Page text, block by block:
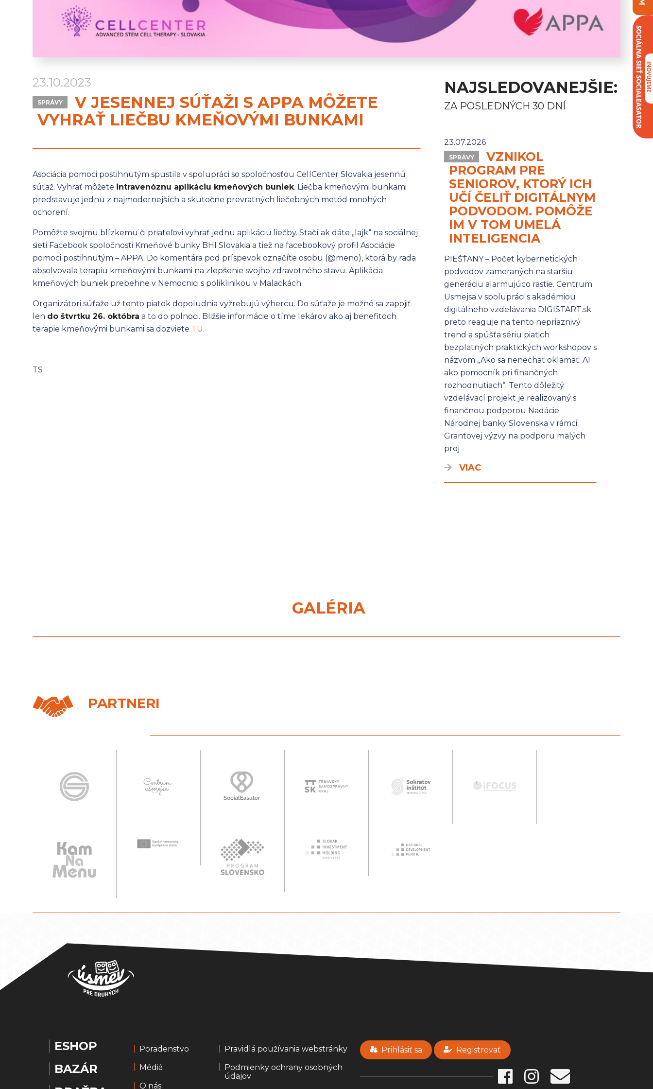
23.10.2023
SPRÁVY
V JESENNEJ SÚŤAŽI S APPA MÔŽETE
VYHRAŤ LIEČBU KMEŇOVÝMI BUNKAMI
Asociácia pomoci postihnutým spustila v spolupráci so spoločnosťou CellCenter Slovakia jesennú
súťaž. Vyhrať môžete intravenóznu aplikáciu kmeňových buniek. Liečba kmeňovými bunkami
predstavuje jednu z najmodernejších a skutočne prevratných liečebných metód mnohých
ochorení.
Pomôžte svojmu blízkemu či priateľovi vyhrať jednu aplikáciu liečby. Stačí ak dáte „lajk“ na sociálnej
sieti Facebook spoločnosti Kmeňové bunky BHI Slovakia a tiež na facebookový profil Asociácie
pomoci postihnutým – APPA. Do komentára pod príspevok označíte osobu (@meno), ktorá by rada
absolvovala terapiu kmeňovými bunkami na zlepšenie svojho zdravotného stavu. Aplikácia
kmeňových buniek prebehne v Nemocnici s poliklinikou v Malackách.
Organizátori súťaže už tento piatok dopoludnia vyžrebujú výhercu. Do súťaže je možné sa zapojiť
len do štvrtku 26. októbra a to do polnoci. Bližšie informácie o tíme lekárov ako aj benefitoch
terapie kmeňovými bunkami sa dozviete TU.
TS
NAJSLEDOVANEJŠIE:
ZA POSLEDNÝCH 30 DNÍ
23.07.2026
SPRÁVY
VZNIKOL
PROGRAM PRE
SENIOROV, KTORÝ ICH
UČÍ ČELIŤ DIGITÁLNYM
PODVODOM. POMÔŽE
IM V TOM UMELÁ
INTELIGENCIA
PIEŠŤANY – Počet kybernetických
podvodov zameraných na staršiu
generáciu alarmujúco rastie. Centrum
Usmejsa v spolupráci s akadémiou
digitálneho vzdelávania DIGISTART.sk
preto reaguje na tento nepriaznivý
trend a spúšťa sériu piatich
bezplatných praktických workshopov s
názvom „Ako sa nenechať oklamať: AI
ako pomocník pri finančných
rozhodnutiach“. Tento dôležitý
vzdelávací projekt je realizovaný s
finančnou podporou Nadácie
Národnej banky Slovenska v rámci
Grantovej výzvy na podporu malých
proj
VIAC
GALÉRIA
PARTNERI
ESHOP
BAZÁR
Poradenstvo
Médiá
O nás
Pravidlá používania webstránky
Podmienky ochrany osobných
údajov
Prihlásiť sa Registrovať